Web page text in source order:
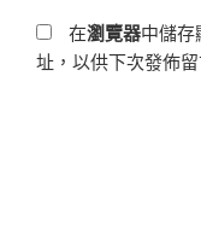
在瀏覽器中儲
址，以供下次發佈留